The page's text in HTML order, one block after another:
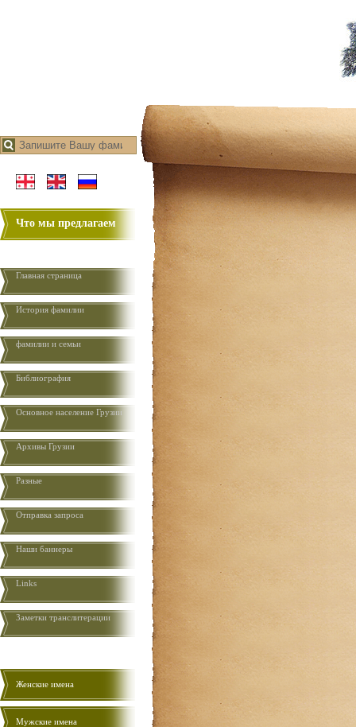
Что мы предлагаем
Главная страница
История фамилии
фамилии и семьи
Библиография
Основное население Грузии
Aрхивы Грузии
Разные
Отправка запроса
Наши баннеры
Links
Заметки транслитерации
Женские имена
Мужские имена